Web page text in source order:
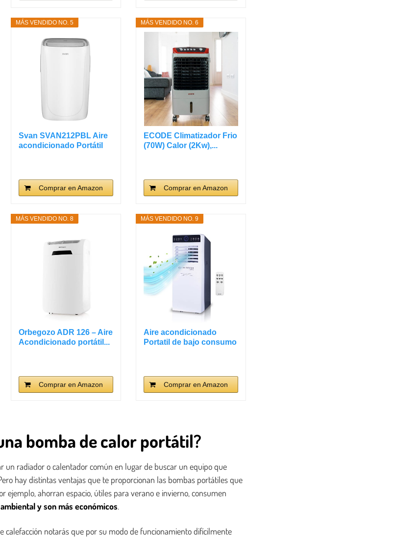
MÁS VENDIDO NO. 5
Svan SVAN212PBL Aire
acondicionado Portátil
Comprar en Amazon
MÁS VENDIDO NO. 6
ECODE Climatizador Frio
(70W) Calor (2Kw),...
Comprar en Amazon
MÁS VENDIDO NO. 8
Orbegozo ADR 126 – Aire
Acondicionado portátil...
Comprar en Amazon
MÁS VENDIDO NO. 9
Aire acondicionado
Portatil de bajo consumo
Comprar en Amazon
bomba de calor portátil?
un radiador o calentador común en lugar de buscar un equipo que
hay distintas ventajas que te proporcionan las bombas portátiles que
ejemplo, ahorran espacio, útiles para verano e invierno, consumen
y son más económicos.
calefacción notarás que por su modo de funcionamiento difícilmente